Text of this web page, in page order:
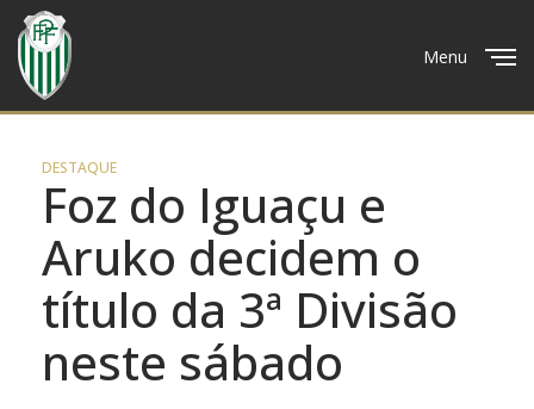
Menu
DESTAQUE
Foz do Iguaçu e
Aruko decidem o
título da 3ª Divisão
neste sábado